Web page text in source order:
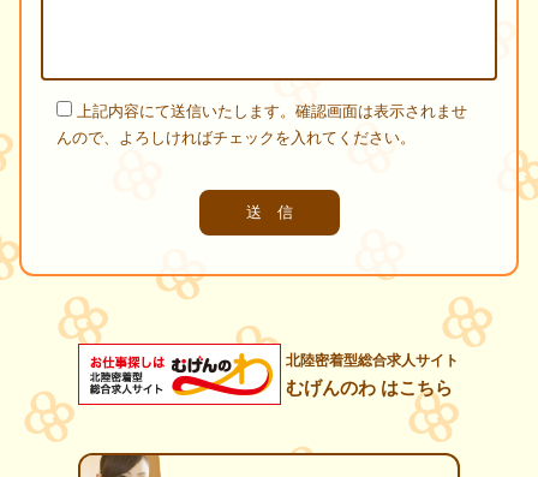
上記内容にて送信いたします。確認画面は表示されませ
んので、よろしければチェックを入れてください。
北陸密着型総合求人サイト
むげんのわ はこちら